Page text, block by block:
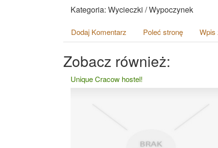
Kategoria: Wycieczki / Wypoczynek
Dodaj Komentarz Poleć stronę Wpis
Zobacz również:
Unique Cracow hostel!